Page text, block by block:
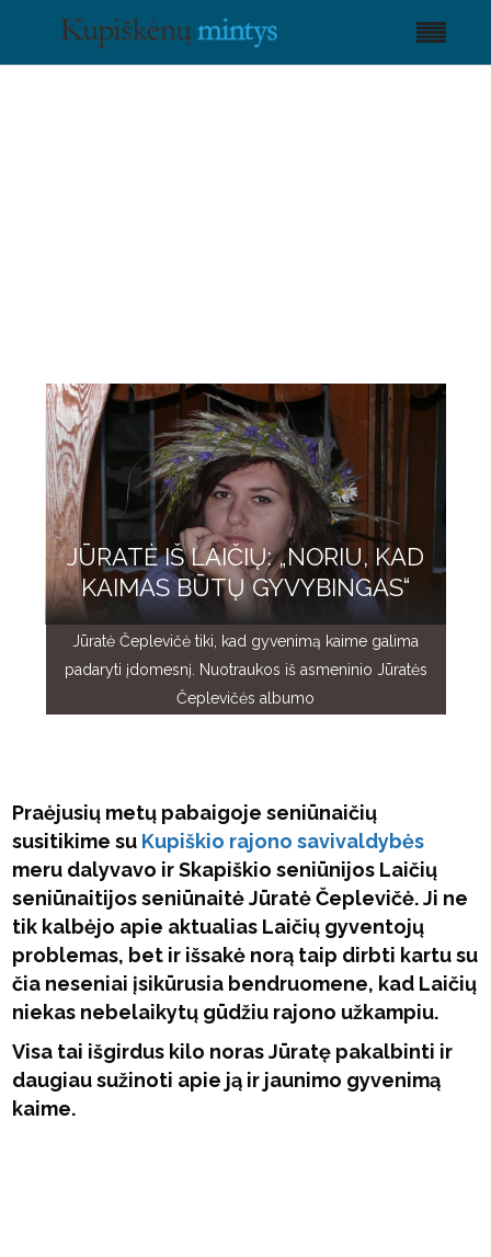
JŪRATĖ IŠ LAIČIŲ: „NORIU, KAD
KAIMAS BŪTŲ GYVYBINGAS“
Jūratė Čeplevičė tiki, kad gyvenimą kaime galima
padaryti įdomesnį. Nuotraukos iš asmeninio Jūratės
Čeplevičės albumo
Praėjusių metų pabaigoje seniūnaičių
susitikime su Kupiškio rajono savivaldybės
meru dalyvavo ir Skapiškio seniūnijos Laičių
seniūnaitijos seniūnaitė Jūratė Čeplevičė. Ji ne
tik kalbėjo apie aktualias Laičių gyventojų
problemas, bet ir išsakė norą taip dirbti kartu su
čia neseniai įsikūrusia bendruomene, kad Laičių
niekas nebelaikytų gūdžiu rajono užkampiu.
Visa tai išgirdus kilo noras Jūratę pakalbinti ir
daugiau sužinoti apie ją ir jaunimo gyvenimą
kaime.